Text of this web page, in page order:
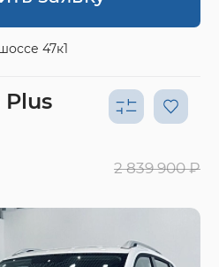
47к1
Plus
2 839 900 ₽